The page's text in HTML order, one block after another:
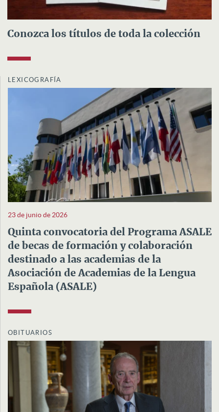
Conozca los títulos de toda la colección
LEXICOGRAFÍA
23 de junio de 2026
Quinta convocatoria del Programa ASALE
de becas de formación y colaboración
destinado a las academias de la
Asociación de Academias de la Lengua
Española (ASALE)
OBITUARIOS